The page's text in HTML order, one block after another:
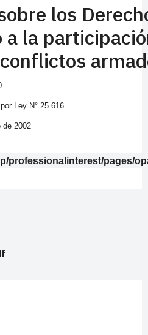
los
a la
Ley N° 25.616
de 2002
professionalinterest/pages/